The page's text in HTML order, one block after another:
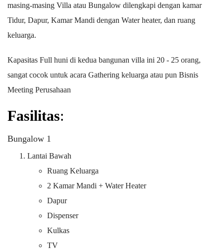
masing-masing Villa atau Bungalow dilengkapi dengan kamar
Tidur, Dapur, Kamar Mandi dengan Water heater, dan ruang
keluarga.
Kapasitas Full huni di kedua bangunan villa ini 20 - 25 orang,
sangat cocok untuk acara Gathering keluarga atau pun Bisnis
Meeting Perusahaan
Fasilitas:
Bungalow 1
Lantai Bawah
Ruang Keluarga
2 Kamar Mandi + Water Heater
Dapur
Dispenser
Kulkas
TV